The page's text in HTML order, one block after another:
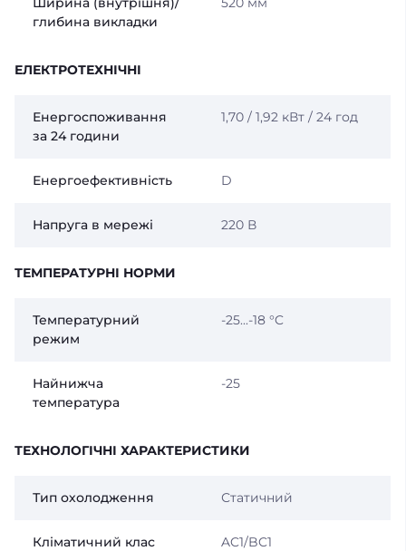
глибина викладки
ЕЛЕКТРОТЕХНІЧНІ
Енергоспоживання
за 24 години
1,70 / 1,92 кВт / 24 год
Енергоефективність D
Напруга в мережі 220 В
ТЕМПЕРАТУРНІ НОРМИ
Температурний
режим
-25...-18 °C
Найнижча
температура
-25
ТЕХНОЛОГІЧНІ ХАРАКТЕРИСТИКИ
Тип охолодження Статичний
Кліматичний клас AC1/BC1